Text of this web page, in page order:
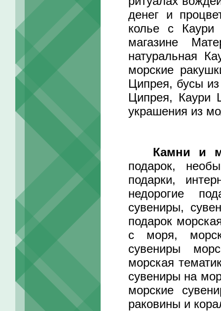
денег и
колье с Каури
магазине
натуральная
морские
Ципрея, бусы
Ципрея, Каури
украшения из
Камни и
подарок,
подарки,
недорогие
сувениры,
подарок
с моря,
сувениры
морская
сувениры на
морские
раковины и